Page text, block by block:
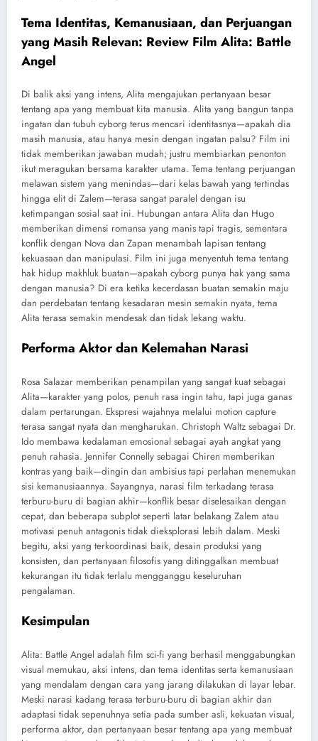
Tema Identitas, Kemanusiaan, dan Perjuangan
yang Masih Relevan: Review Film Alita: Battle
Angel
Di balik aksi yang intens, Alita mengajukan pertanyaan besar
tentang apa yang membuat kita manusia. Alita yang bangun tanpa
ingatan dan tubuh cyborg terus mencari identitasnya—apakah dia
masih manusia, atau hanya mesin dengan ingatan palsu? Film ini
tidak memberikan jawaban mudah; justru membiarkan penonton
ikut meragukan bersama karakter utama. Tema tentang perjuangan
melawan sistem yang menindas—dari kelas bawah yang tertindas
hingga elit di Zalem—terasa sangat paralel dengan isu
ketimpangan sosial saat ini. Hubungan antara Alita dan Hugo
memberikan dimensi romansa yang manis tapi tragis, sementara
konflik dengan Nova dan Zapan menambah lapisan tentang
kekuasaan dan manipulasi. Film ini juga menyentuh tema tentang
hak hidup makhluk buatan—apakah cyborg punya hak yang sama
dengan manusia? Di era ketika kecerdasan buatan semakin maju
dan perdebatan tentang kesadaran mesin semakin nyata, tema
Alita terasa semakin mendesak dan tidak lekang waktu.
Performa Aktor dan Kelemahan Narasi
Rosa Salazar memberikan penampilan yang sangat kuat sebagai
Alita—karakter yang polos, penuh rasa ingin tahu, tapi juga ganas
dalam pertarungan. Ekspresi wajahnya melalui motion capture
terasa sangat nyata dan mengharukan. Christoph Waltz sebagai Dr.
Ido membawa kedalaman emosional sebagai ayah angkat yang
penuh rahasia. Jennifer Connelly sebagai Chiren memberikan
kontras yang baik—dingin dan ambisius tapi perlahan menemukan
sisi kemanusiaannya. Sayangnya, narasi film terkadang terasa
terburu-buru di bagian akhir—konflik besar diselesaikan dengan
cepat, dan beberapa subplot seperti latar belakang Zalem atau
motivasi penuh antagonis tidak dieksplorasi lebih dalam. Meski
begitu, aksi yang terkoordinasi baik, desain produksi yang
konsisten, dan pertanyaan filosofis yang ditinggalkan membuat
kekurangan itu tidak terlalu mengganggu keseluruhan
pengalaman.
Kesimpulan
Alita: Battle Angel adalah film sci-fi yang berhasil menggabungkan
visual memukau, aksi intens, dan tema identitas serta kemanusiaan
yang mendalam dengan cara yang jarang dilakukan di layar lebar.
Meski narasi kadang terasa terburu-buru di bagian akhir dan
adaptasi tidak sepenuhnya setia pada sumber asli, kekuatan visual,
performa aktor, dan pertanyaan besar tentang apa yang membuat